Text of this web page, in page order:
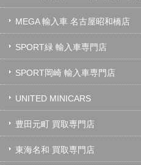
MEGA 輸入車 名古屋昭和橋店
SPORT緑 輸入車専門店
SPORT岡崎 輸入車専門店
UNITED MINICARS
豊田元町 買取専門店
東海名和 買取専門店